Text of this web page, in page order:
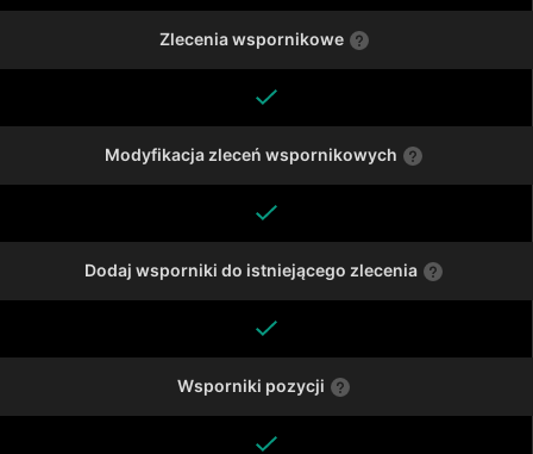
Zlecenia wspornikowe
Modyfikacja zleceń wspornikowych
Dodaj wsporniki do istniejącego zlecenia
Wsporniki pozycji